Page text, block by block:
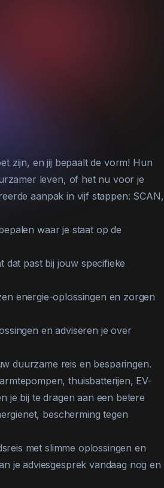
zijn, en jij bepaalt de vorm! Hun
leven, of het nu voor je
aanpak in vijf stappen: SCAN,
waar je staat op de
dat past bij jouw specifieke
energie-oplossingen en zorgen
en adviseren je over
duurzame reis en besparingen.
thuisbatterijen, EV-
je bij te dragen aan een betere
bescherming tegen
met slimme oplossingen en
je adviesgesprek vandaag nog en